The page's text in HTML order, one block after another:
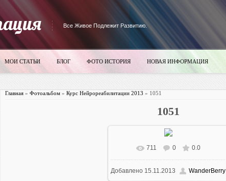
Все Живое Подлежит Развитию.
МОИ СТАТЬИ БЛОГ ФОТО ИСТОРИЯ НОВАЯ ИНФОРМАЦИЯ
Главная» Фотоальбом» Курс Нейрореабилитации 2013 » 1051
1051
В реальном размере 700x525
97.9Kb
711 0 0.0
Добавлено 15.11.2013 WanderBerry